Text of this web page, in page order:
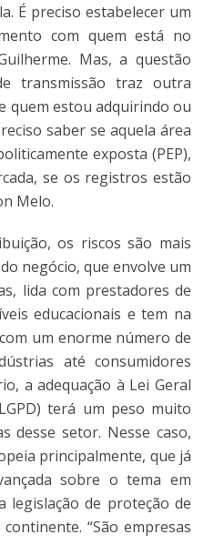
É preciso estabelecer um
com quem está no
Mas, a questão
transmissão traz outra
quem estou adquirindo ou
saber se aquela área
exposta (PEP),
se os registros estão
Melo.
os riscos são mais
negócio, que envolve um
lida com prestadores de
educacionais e tem na
um enorme número de
até consumidores
a adequação à Lei Geral
terá um peso muito
desse setor. Nesse caso,
principalmente, que já
sobre o tema em
legislação de proteção de
“São empresas